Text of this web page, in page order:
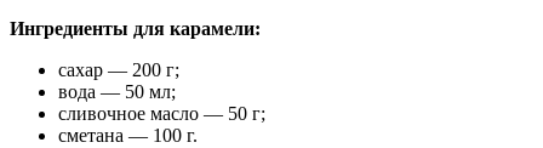
Ингредиенты для карамели:
сахар — 200 г;
вода — 50 мл;
сливочное масло — 50 г;
сметана — 100 г.